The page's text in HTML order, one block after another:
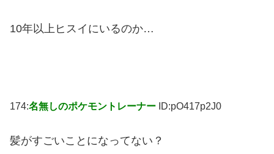
10年以上ヒスイにいるのか…
174:名無しのポケモントレーナー ID:pO417p2J0
髪がすごいことになってない？